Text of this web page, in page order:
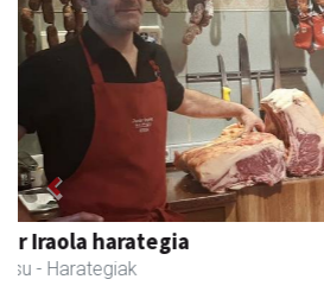
Ormazabal garraioak
Asteasu - Garraioak
Previous